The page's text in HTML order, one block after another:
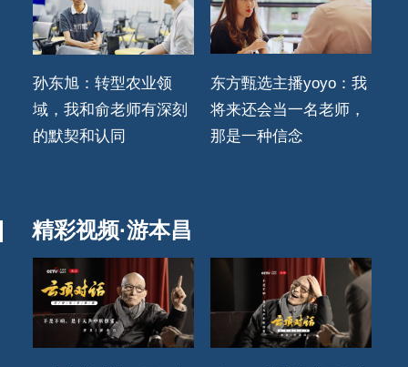
孙东旭：转型农业领
域，我和俞老师有深刻
的默契和认同
东方甄选主播yoyo：我
将来还会当一名老师，
那是一种信念
精彩视频·游本昌